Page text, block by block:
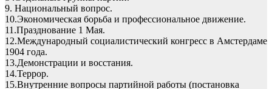
9. Национальный вопрос.
10.Экономическая борьба и профессиональное движение.
11.Празднование 1 Мая.
12.Международный социалистический конгресс в Амстердаме
1904 года.
13.Демонстрации и восстания.
14.Террор.
15.Внутренние вопросы партийной работы (постановка